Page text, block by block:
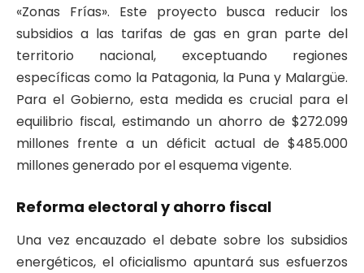
«Zonas Frías». Este proyecto busca reducir los
subsidios a las tarifas de gas en gran parte del
territorio nacional, exceptuando regiones
específicas como la Patagonia, la Puna y Malargüe.
Para el Gobierno, esta medida es crucial para el
equilibrio fiscal, estimando un ahorro de $272.099
millones frente a un déficit actual de $485.000
millones generado por el esquema vigente.
Reforma electoral y ahorro fiscal
Una vez encauzado el debate sobre los subsidios
energéticos, el oficialismo apuntará sus esfuerzos